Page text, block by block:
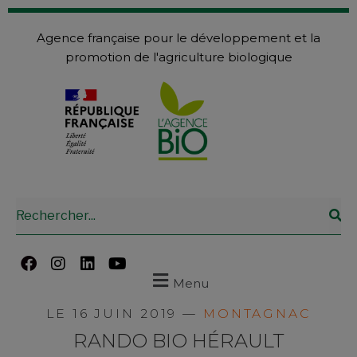
Agence française pour le développement et la
promotion de l'agriculture biologique
Menu
LE 16 JUIN 2019 — MONTAGNAC
RANDO BIO HÉRAULT